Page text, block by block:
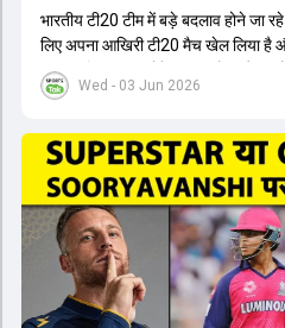
Wed - 03 Jun 2026
भारतीय टी20 टीम में बड़े बदलाव होने जा
लिए अपना आखिरी टी20 मैच खेल लिया है
टीम का हिस्सा नहीं होंगे। आयरलैंड और
लिए नए कप्तान की तलाश जारी है। इस
पटेल इस रेस में काफी पीछे हैं, जबकि संजू
दौड़ से बाहर हैं। आगामी सीरीज के लिए
टीम में शामिल किया जाएगा, जबकि
होंगे। इसके अलावा नीतीश रेड्डी को
अगरकर की अगुवाई वाली चयन समिति और
कप और 2028 ओलंपिक के लिए लंबी